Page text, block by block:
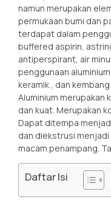
namun merupakan
permukaan bumi dan
terdapat dalam
buffered aspirin,
antiperspirant, air
penggunaan
keramik , dan kembang
Aluminium merupakan
dan kuat. Merupakan
Dapat ditempa
dan diekstrusi
macam penampang.
Daftar Isi